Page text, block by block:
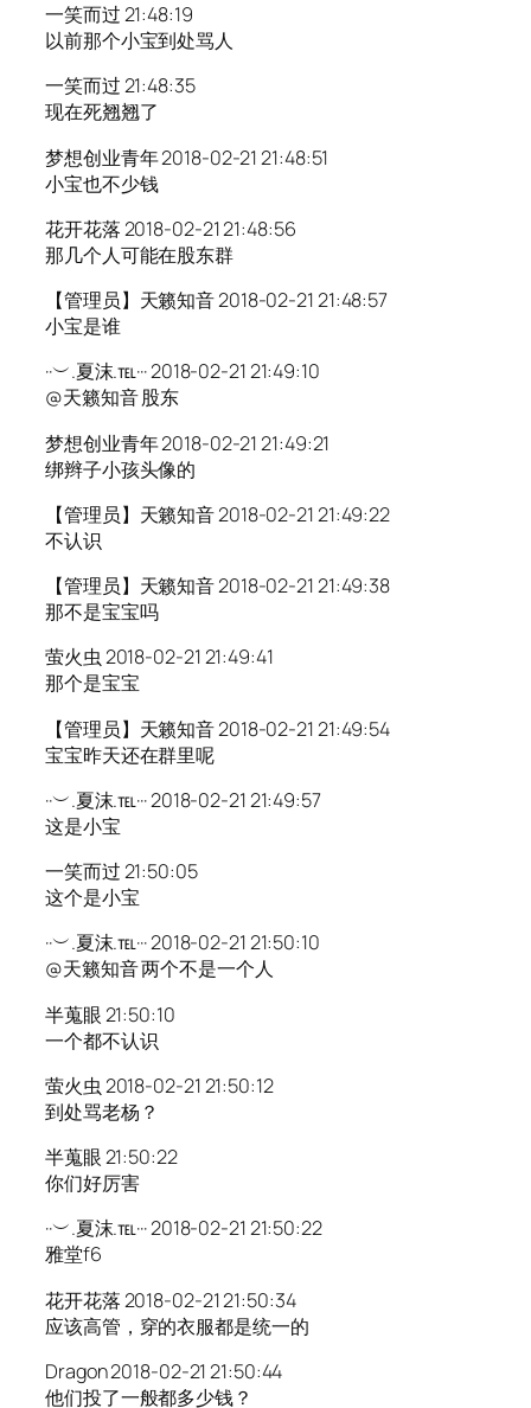
一笑而过 21:48:19
以前那个小宝到处骂人
一笑而过 21:48:35
现在死翘翘了
梦想创业青年 2018-02-21 21:48:51
小宝也不少钱
花开花落 2018-02-21 21:48:56
那几个人可能在股东群
【管理员】天籁知音 2018-02-21 21:48:57
小宝是谁
··︶.夏沫.℡··· 2018-02-21 21:49:10
@天籁知音 股东
梦想创业青年 2018-02-21 21:49:21
绑辫子小孩头像的
【管理员】天籁知音 2018-02-21 21:49:22
不认识
【管理员】天籁知音 2018-02-21 21:49:38
那不是宝宝吗
萤火虫 2018-02-21 21:49:41
那个是宝宝
【管理员】天籁知音 2018-02-21 21:49:54
宝宝昨天还在群里呢
··︶.夏沫.℡··· 2018-02-21 21:49:57
这是小宝
一笑而过 21:50:05
这个是小宝
··︶.夏沫.℡··· 2018-02-21 21:50:10
@天籁知音 两个不是一个人
半蒐眼 21:50:10
一个都不认识
萤火虫 2018-02-21 21:50:12
到处骂老杨？
半蒐眼 21:50:22
你们好厉害
··︶.夏沫.℡··· 2018-02-21 21:50:22
雅堂f6
花开花落 2018-02-21 21:50:34
应该高管，穿的衣服都是统一的
Dragon 2018-02-21 21:50:44
他们投了一般都多少钱？